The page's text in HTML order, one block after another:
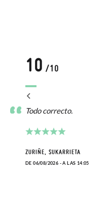
10 /10
Todo correcto.
ZURIÑE, SUKARRIETA
DE 06/08/2026 - A LAS 14:05